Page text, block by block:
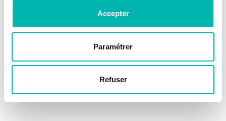
Accepter
Paramétrer
Refuser